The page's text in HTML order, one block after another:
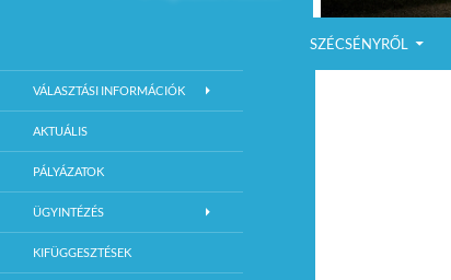
SZÉCSÉNYRŐL
Szécsény Város Hivatalos Weboldala
VÁLASZTÁSI INFORMÁCIÓK
AKTUÁLIS
PÁLYÁZATOK
ÜGYINTÉZÉS
KIFÜGGESZTÉSEK